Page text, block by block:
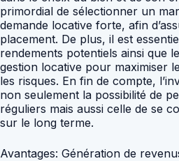
primordial de sélectionner un
demande locative forte, afin
placement. De plus, il est
rendements potentiels ainsi que
gestion locative pour maximiser
les risques. En fin de compte,
non seulement la possibilité de
réguliers mais aussi celle de se
sur le long terme.
Avantages: Génération de